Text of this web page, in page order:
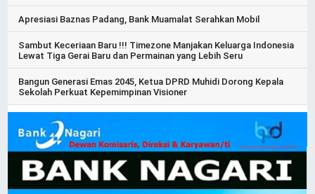
Apresiasi Baznas Padang, Bank Muamalat Serahkan Mobil
Sambut Keceriaan Baru !!! Timezone Manjakan Keluarga Indonesia
Lewat Tiga Gerai Baru dan Permainan yang Lebih Seru
Bangun Generasi Emas 2045, Ketua DPRD Muhidi Dorong Kepala
Sekolah Perkuat Kepemimpinan Visioner